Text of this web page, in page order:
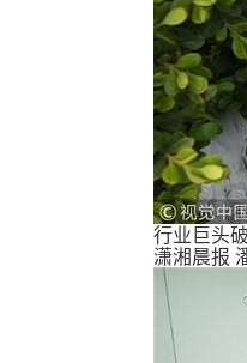
行业巨头
潇湘晨报